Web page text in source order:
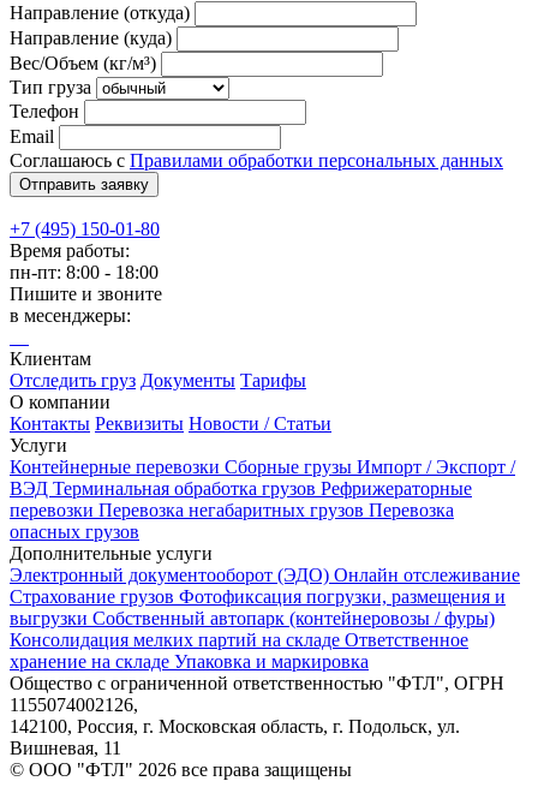
Направление (откуда)
Направление (куда)
Вес/Объем (кг/м³)
Тип груза
Телефон
Email
Соглашаюсь с Правилами обработки персональных данных
+7 (495) 150-01-80
Время работы:
пн-пт: 8:00 - 18:00
Пишите и звоните
в месенджеры:
Клиентам
Отследить груз Документы Тарифы
О компании
Контакты Реквизиты Новости / Статьи
Услуги
Контейнерные перевозки Сборные грузы Импорт / Экспорт /
ВЭД Терминальная обработка грузов Рефрижераторные
перевозки Перевозка негабаритных грузов Перевозка
опасных грузов
Дополнительные услуги
Электронный документооборот (ЭДО) Онлайн отслеживание
Страхование грузов Фотофиксация погрузки, размещения и
выгрузки Собственный автопарк (контейнеровозы / фуры)
Консолидация мелких партий на складе Ответственное
хранение на складе Упаковка и маркировка
Общество с ограниченной ответственностью "ФТЛ", ОГРН
1155074002126,
142100, Россия, г. Московская область, г. Подольск, ул.
Вишневая, 11
© ООО "ФТЛ" 2026 все права защищены